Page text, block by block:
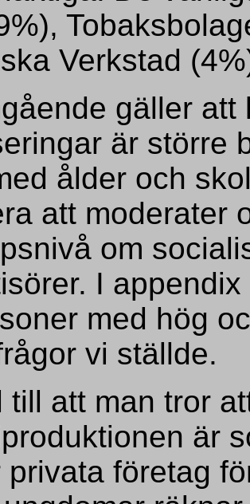
Verkstad
gäller
är större
ålder och
att moderater
om
I
med hög
vi ställde.
till att man tror
är
privata företag